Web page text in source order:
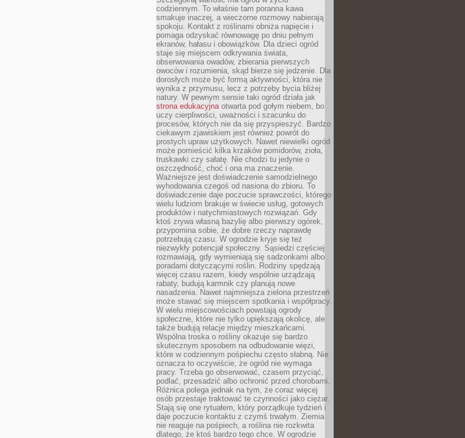
codziennym. To właśnie tam poranna kawa
smakuje inaczej, a wieczorne rozmowy nabierają
spokoju. Kontakt z roślinami obniża napięcie i
pomaga odzyskać równowagę po dniu pełnym
ekranów, hałasu i obowiązków. Dla dzieci ogród
staje się miejscem odkrywania świata,
obserwowania owadów, zbierania pierwszych
owoców i rozumienia, skąd bierze się jedzenie. Dla
dorosłych może być formą aktywności, która nie
wynika z przymusu, lecz z potrzeby bycia bliżej
natury. W pewnym sensie taki ogród działa jak
strona edukacyjnaotwarta pod gołym niebem, bo
uczy cierpliwości, uważności i szacunku do
procesów, których nie da się przyspieszyć. Bardzo
ciekawym zjawiskiem jest również powrót do
prostych upraw użytkowych. Nawet niewielki ogród
może pomieścić kilka krzaków pomidorów, zioła,
truskawki czy sałatę. Nie chodzi tu jedynie o
oszczędność, choć i ona ma znaczenie.
Ważniejsze jest doświadczenie samodzielnego
wyhodowania czegoś od nasiona do zbioru. To
doświadczenie daje poczucie sprawczości, którego
wielu ludziom brakuje w świecie usług, gotowych
produktów i natychmiastowych rozwiązań. Gdy
ktoś zrywa własną bazylię albo pierwszy ogórek,
przypomina sobie, że dobre rzeczy naprawdę
potrzebują czasu. W ogrodzie kryje się też
niezwykły potencjał społeczny. Sąsiedzi częściej
rozmawiają, gdy wymieniają się sadzonkami albo
poradami dotyczącymi roślin. Rodziny spędzają
więcej czasu razem, kiedy wspólnie urządzają
rabaty, budują karmnik czy planują nowe
nasadzenia. Nawet najmniejsza zielona przestrzeń
może stawać się miejscem spotkania i współpracy.
W wielu miejscowościach powstają ogrody
społeczne, które nie tylko upiększają okolicę, ale
także budują relacje między mieszkańcami.
Wspólna troska o rośliny okazuje się bardzo
skutecznym sposobem na odbudowanie więzi,
które w codziennym pośpiechu często słabną. Nie
oznacza to oczywiście, że ogród nie wymaga
pracy. Trzeba go obserwować, czasem przyciąć,
podlać, przesadzić albo ochronić przed chorobami.
Różnica polega jednak na tym, że coraz więcej
osób przestaje traktować te czynności jako ciężar.
Stają się one rytuałem, który porządkuje tydzień i
daje poczucie kontaktu z czymś trwałym. Ziemia
nie reaguje na pośpiech, a roślina nie rozkwita
dlatego, że ktoś bardzo tego chce. W ogrodzie